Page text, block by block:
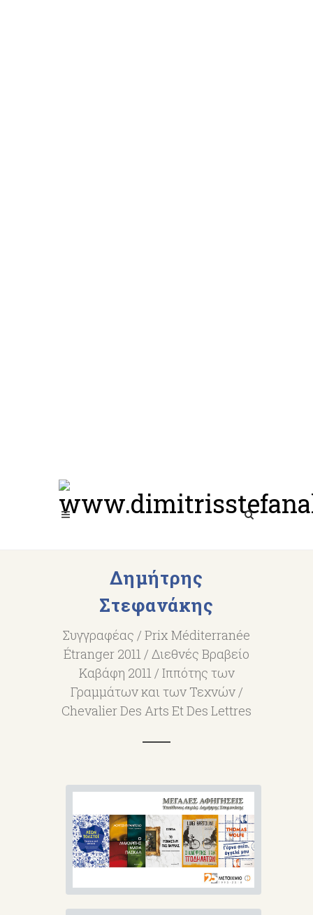
Δημήτρης
Στεφανάκης
Συγγραφέας / Prix Méditerranée
Étranger 2011 / Διεθνές Βραβείο
Καβάφη 2011 / Ιππότης των
Γραμμάτων και των Τεχνών /
Chevalier Des Arts Et Des Lettres